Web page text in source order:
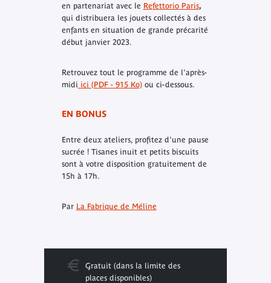
en partenariat avec le Refettorio Paris,
qui distribuera les jouets collectés à des
enfants en situation de grande précarité
début janvier 2023.
Retrouvez tout le programme de l'après-
midi ici (PDF - 915 Ko)ou ci-dessous.
EN BONUS
Entre deux ateliers, profitez d'une pause
sucrée ! Tisanes inuit et petits biscuits
sont à votre disposition gratuitement de
15h à 17h.
Par La Fabrique de Méline
Gratuit (dans la limite des
places disponibles)